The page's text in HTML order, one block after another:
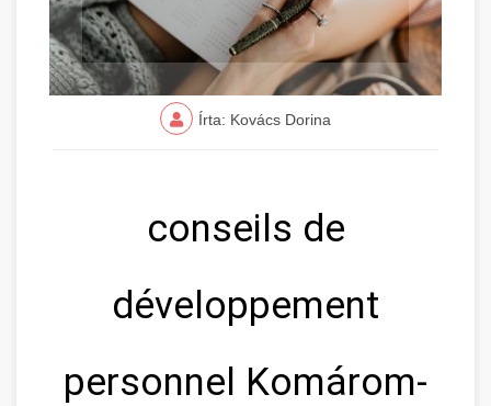
Írta: Kovács Dorina
conseils de
développement
personnel Komárom-